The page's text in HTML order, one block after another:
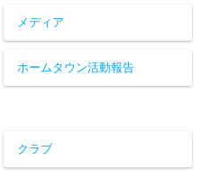
メディア
ホームタウン活動報告
クラブ